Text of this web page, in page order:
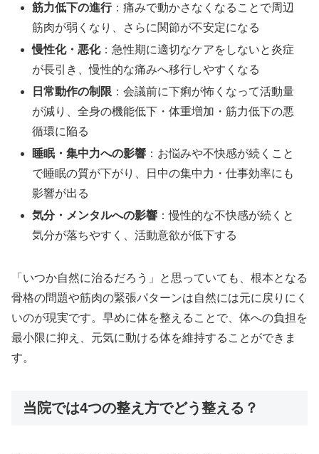
筋力低下の進行：痛みで動かさなくなることで周辺
筋肉が弱くなり、さらに関節が不安定になる
慢性化・悪化：急性期に適切なケアをしないと炎症
が長引き、慢性的な痛みへ移行しやすくなる
日常動作の制限 ：会議前に下痢が怖くなって活動量
が減り、全身の機能低下・体重増加・筋力低下の悪
循環に陥る
睡眠・集中力への影響 ：お悩みや不快感が続くこと
で睡眠の質が下がり、日中の集中力・仕事効率にも
影響が出る
気分・メンタルへの影響 ：慢性的な不快感が続くと
気分が落ちやすく、活動意欲が低下する
「いつか自然に治るだろう」と思っていても、根本となる
骨格の問題や筋肉の緊張パターンは自然には元に戻りにく
いのが現実です。早めに体を整えることで、体への負担を
最小限に抑え、元気に動ける体を維持することができま
す。
当院では4つの整え方でどう整える？